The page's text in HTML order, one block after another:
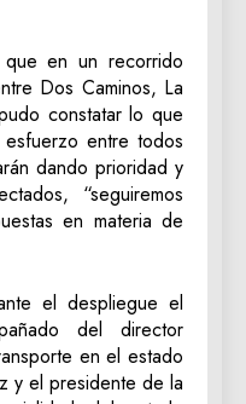
que en un recorrido
Dos Caminos, La
constatar lo que
entre todos
dando prioridad y
“seguiremos
en materia de
el despliegue el
del director
en el estado
y el presidente de la